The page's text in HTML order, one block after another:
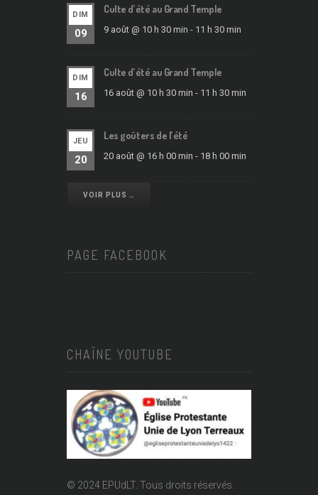
DIM
09
Culte d’été au Grand Temple
9 août @ 10 h 30 min - 11 h 30 min
DIM
16
Culte d’été au Grand Temple
16 août @ 10 h 30 min - 11 h 30 min
JEU
20
Les goûters de l’été
20 août @ 16 h 00 min - 18 h 00 min
VOIR PLUS …
PAGE FACEBOOK
CHAÎNE YOUTUBE
© 2024 EPUdLT. Tous droits réservés.